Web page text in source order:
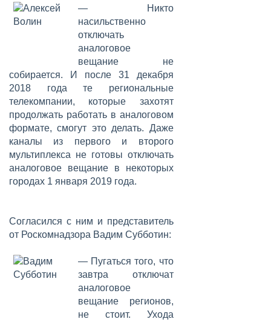
— Никто
насильственно
отключать
аналоговое
вещание не
собирается. И после 31 декабря
2018 года те региональные
телекомпании, которые захотят
продолжать работать в аналоговом
формате, смогут это делать. Даже
каналы из первого и второго
мультиплекса не готовы отключать
аналоговое вещание в некоторых
городах 1 января 2019 года.
Согласился с ним и представитель
от Роскомнадзора Вадим Субботин:
— Пугаться того, что
завтра отключат
аналоговое
вещание регионов,
не стоит. Ухода